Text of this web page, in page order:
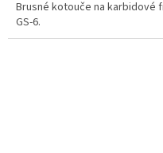
Brusné kotouče na karbidové
GS-6.